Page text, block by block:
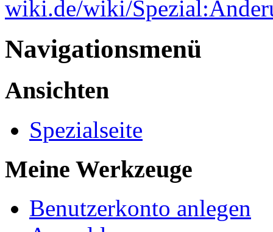
wiki.de/wiki/
Navigationsmenü
Ansichten
Spezialseite
Meine Werkzeuge
Benutzerkonto anlegen